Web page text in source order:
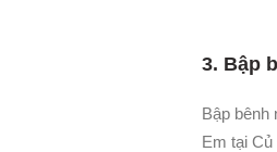
3. Bập
Bập bênh
Em tại Củ